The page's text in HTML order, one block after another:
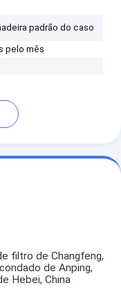
padrão do caso
pelo mês
filtro de Changfeng,
de Anping,
Hebei, China